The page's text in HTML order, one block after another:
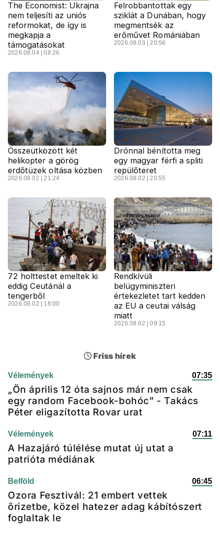
The Economist: Ukrajna
nem teljesíti az uniós
reformokat, de így is
megkapja a
támogatásokat
2026.08.04 | 08:26
Felrobbantottak egy
sziklát a Dunában, hogy
megmentsék az
erőművet Romániában
2026.08.03 | 20:56
Összeütközött két
helikopter a görög
erdőtüzek oltása közben
2026.08.02 | 21:24
Drónnal bénította meg
egy magyar férfi a spliti
repülőteret
2026.08.02 | 20:55
72 holttestet emeltek ki
eddig Ceutánál a
tengerből
2026.08.02 | 18:00
Rendkívüli
belügyminiszteri
értekezletet tart kedden
az EU a ceutai válság
miatt
2026.08.02 | 09:15
Friss hírek
Vélemények 07:35
„Ön április 12 óta sajnos már nem csak
egy random Facebook-bohóc” - Takács
Péter eligazította Rovar urat
Vélemények 07:11
A Hazajáró túlélése mutat új utat a
patrióta médiának
Belföld 06:45
Ozora Fesztivál: 21 embert vettek
őrizetbe, közel hatezer adag kábítószert
foglaltak le